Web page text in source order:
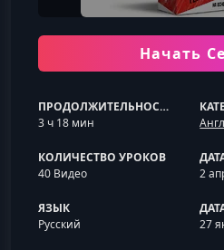
Начать
ПРОДОЛЖИТЕЛЬНОСТЬ
3 ч 18 мин
КОЛИЧЕСТВО УРОКОВ
40 Видео
2
ЯЗЫК
Русский
27